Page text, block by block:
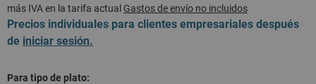
más IVA en la tarifa actual Gastos de envío no incluidos
Precios individuales para clientes empresariales después
de iniciar sesión.
Para tipo de plato: